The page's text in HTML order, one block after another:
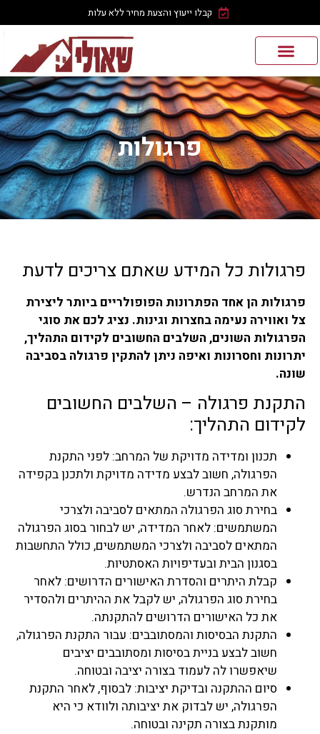
קבלו ייעוץ והצעת מחיר ללא עלות
פרגולות
פרגולות כל המידע שאתם צריכים לדעת
פרגולות הן אחד הפתרונות הפופולריים ביותר ליצירת
צל ואווירה נעימה בחצרות וגינות. נציג לכם את סוגי
הפרגולות השונים, השלבים החשובים לקידום התהליך,
יתרונות וחסרונות ואיפה ניתן להתקין פרגולה בסביבה
שונה.
התקנת פרגולה – השלבים החשובים
לקידום התהליך:
תכנון ומדידה מדויקת של המרחב: לפני התקנת
הפרגולה, חשוב לבצע מדידה מדויקת ולתכנן בקפידה
את המרחב הנדרש.
בחירת סוג הפרגולה המתאים לסביבה ולצרכי
המשתמשים: לאחר המדידה, יש לבחור בסוג הפרגולה
המתאים לסביבה ולצרכי המשתמשים, כולל התחשבות
בסגנון הבית ובעדיפויות האסתטיות.
קבלת היתרים והסדרת האישורים הדרושים: לאחר
בחירת סוג הפרגולה, יש לקבל את ההיתרים ולהסדיר
את כל האישורים הדרושים להתקנתה.
התקנת הבסיסות והמסתובבים: עבור התקנת הפרגולה,
חשוב לבצע בניית בסיסות ומסתובבים יציבים
שיאפשרו לה לעמוד בצורה יציבה ובטוחה.
סיום ההתקנה ובדיקת יציבות: לבסוף, לאחר התקנת
הפרגולה, יש לבדוק את יציבותה ולוודא כי היא
מותקנת בצורה תקינה ובטוחה.